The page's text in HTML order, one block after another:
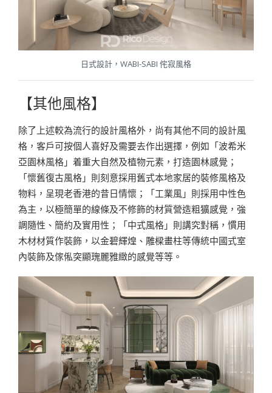
日式設計，WABI-SABI 侘寂風格
【其他風格】
除了上述較為流行的設計風格外，尚有其他不同的設計風
格，客戶可按個人喜好及需要去作出選擇，例如「波希米
亞園林風格」着重大自然及植物元素，打造園林感覺；
「懷舊復古風格」則刻意採用舊式本地家居的裝修風格及
物料，呈現老香港的昔日情懷；「工業風」則採用中性色
為主，以極簡單的線條及不修飾的材質營造粗獷感覺，強
調隨性、簡約及實用性；「中式風格」則講究對稱，慣用
木材材質作裝飾，以金碧輝煌、雕樑畫柱等傳統中國式室
內裝飾及傢俬突顯瑰麗雅緻的感覺等等。